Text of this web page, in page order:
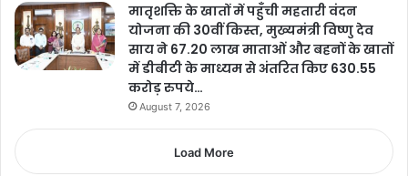
मातृशक्ति के खातों में पहुँची महतारी वंदन
योजना की 30वीं किस्त, मुख्यमंत्री विष्णु देव
साय ने 67.20 लाख माताओं और बहनों के खातों
में डीबीटी के माध्यम से अंतरित किए 630.55
करोड़ रुपये…
August 7, 2026
Load More